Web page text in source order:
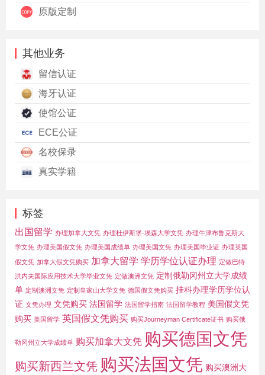
原版定制
其他业务
留信认证
海牙认证
使馆公证
ECE公证
名校保录
真实学籍
标签
出国留学 办理加拿大文凭 办理杜伊斯堡-埃森大学文凭 办理牛津布鲁克斯大
学文凭 办理美国假文凭 办理美国成绩单 办理美国文凭 办理美国毕业证 办理英国
假文凭 加拿大假文凭购买 加拿大留学 学历学位认证办理 定做巴特
洪内夫国际应用技术大学毕业文凭 定做澳洲文凭 定制俄勒冈州立大学成绩
单 定制澳洲文凭 定制皇家山大学文凭 德国假文凭购买 挂科办理学历学位认
证 文凭办理 文凭购买 法国留学 法国留学指南 法国留学教程 美国假文凭
购买 美国留学 英国假文凭购买 购买Journeyman Certificate证书 购买俄
勒冈州立大学成绩单 购买加拿大文凭 购买德国文凭
购买新西兰文凭 购买法国文凭 购买澳洲大